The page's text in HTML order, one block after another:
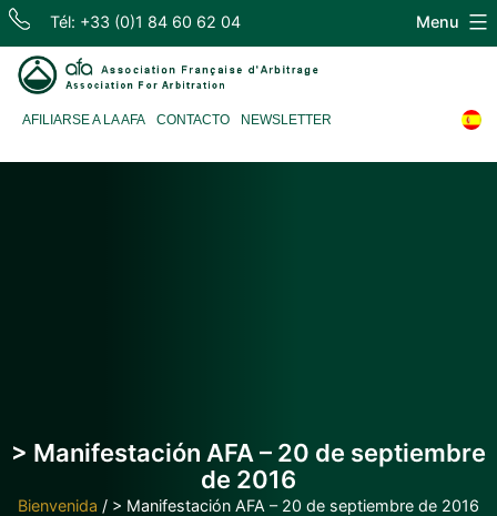
Skip
content
Tél: +33 (0)1 84 60 62 04
d'Arbitrage
AFILIARSE A LA AFA CONTACTO NEWSLETTER
Menu
> Manifestación AFA – 20 de septiembre
de 2016
Bienvenida / > Manifestación AFA – 20 de septiembre de 2016